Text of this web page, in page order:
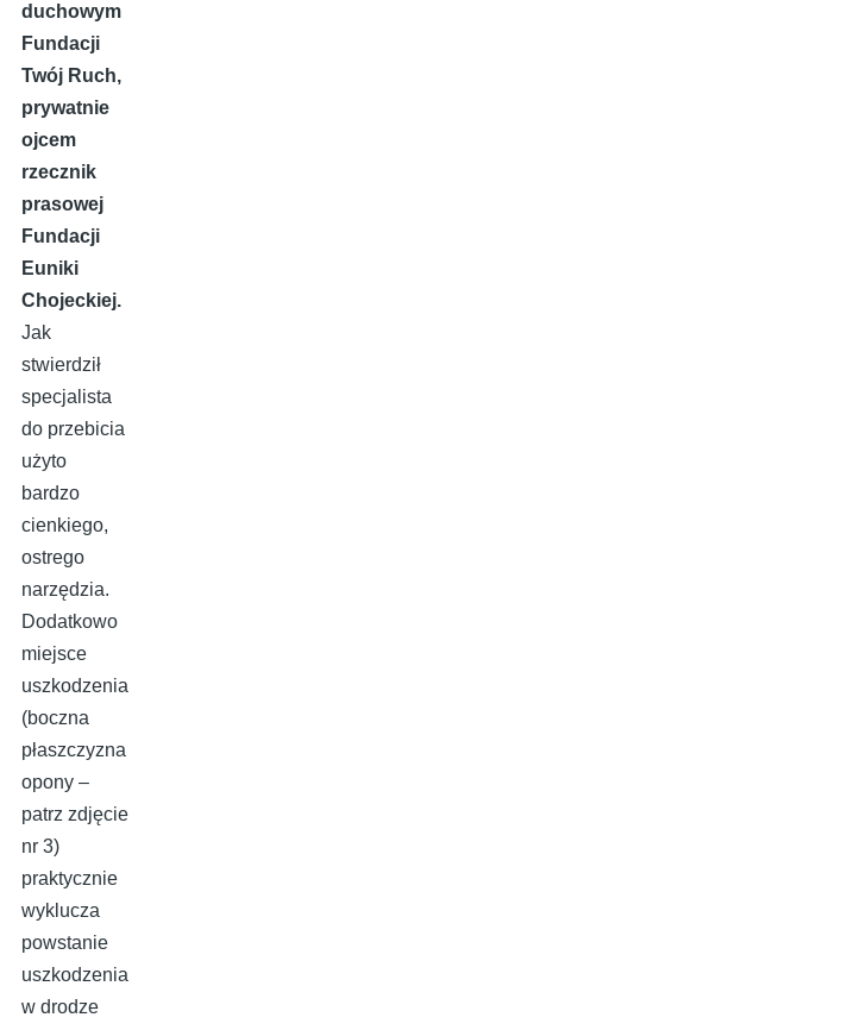
duchowym
Fundacji
Twój Ruch,
prywatnie
ojcem
rzecznik
prasowej
Fundacji
Euniki
Chojeckiej.
Jak
stwierdził
specjalista
do przebicia
użyto
bardzo
cienkiego,
ostrego
narzędzia.
Dodatkowo
miejsce
uszkodzenia
(boczna
płaszczyzna
opony –
patrz zdjęcie
nr 3)
praktycznie
wyklucza
powstanie
uszkodzenia
w drodze